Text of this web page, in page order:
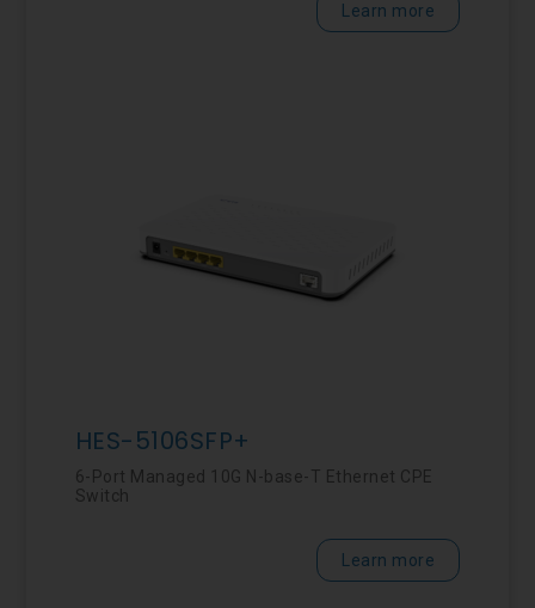
Learn more
HES-5106SFP+
6-Port Managed 10G N-base-T Ethernet CPE
Switch
Learn more